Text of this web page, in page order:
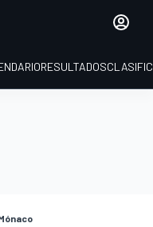
RESULTADOS